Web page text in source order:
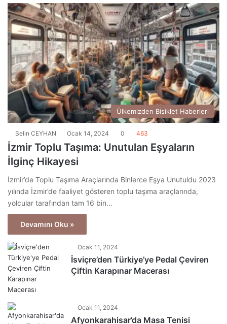
Ülkemizden Bisiklet Haberleri
Selin CEYHAN Ocak 14, 2024 0 463
İzmir Toplu Taşıma: Unutulan Eşyaların
İlginç Hikayesi
İzmir’de Toplu Taşıma Araçlarında Binlerce Eşya Unutuldu 2023
yılında İzmir’de faaliyet gösteren toplu taşıma araçlarında,
yolcular tarafından tam 16 bin…
Devamını Oku »
Ocak 11, 2024
İsviçre’den Türkiye’ye Pedal Çeviren
Çiftin Karapınar Macerası
Ocak 11, 2024
Afyonkarahisar’da Masa Tenisi